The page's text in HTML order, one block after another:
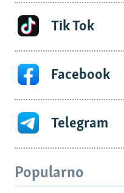
Tik Tok
Facebook
Telegram
Popularno